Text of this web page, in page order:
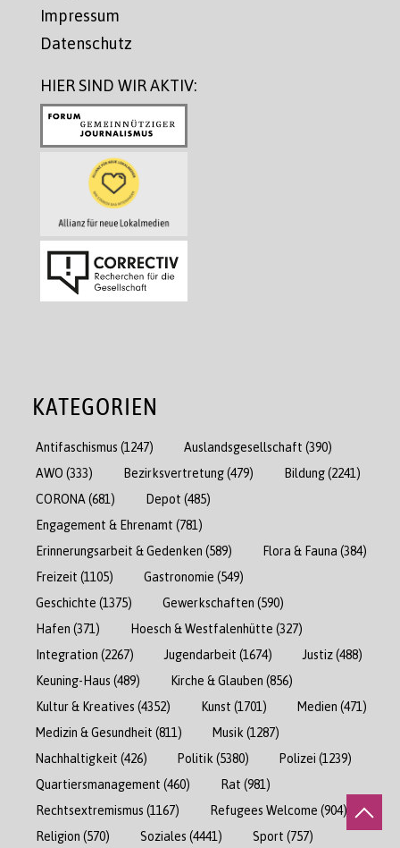
Impressum
Datenschutz
HIER SIND WIR AKTIV:
KATEGORIEN
Antifaschismus (1247) Auslandsgesellschaft (390)
AWO (333) Bezirksvertretung(479) Bildung(2241)
CORONA(681) Depot (485)
Engagement & Ehrenamt (781)
Erinnerungsarbeit & Gedenken (589) Flora & Fauna (384)
Freizeit (1105) Gastronomie (549)
Geschichte (1375) Gewerkschaften (590)
Hafen (371) Hoesch & Westfalenhütte (327)
Integration (2267) Jugendarbeit (1674) Justiz(488)
Keuning-Haus (489) Kirche & Glauben (856)
Kultur & Kreatives (4352) Kunst (1701) Medien (471)
Medizin & Gesundheit (811) Musik(1287)
Nachhaltigkeit (426) Politik(5380) Polizei (1239)
Quartiersmanagement (460) Rat (981)
Rechtsextremismus (1167) Refugees Welcome (904)
Religion (570) Soziales (4441) Sport (757)